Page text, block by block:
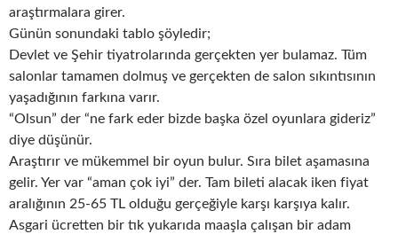
araştırmalara girer.
Günün sonundaki tablo şöyledir;
Devlet ve Şehir tiyatrolarında gerçekten yer bulamaz. Tüm
salonlar tamamen dolmuş ve gerçekten de salon sıkıntısının
yaşadığının farkına varır.
“Olsun” der “ne fark eder bizde başka özel oyunlara gideriz”
diye düşünür.
Araştırır ve mükemmel bir oyun bulur. Sıra bilet aşamasına
gelir. Yer var “aman çok iyi” der. Tam bileti alacak iken fiyat
aralığının 25-65 TL olduğu gerçeğiyle karşı karşıya kalır.
Asgari ücretten bir tık yukarıda maaşla çalışan bir adam